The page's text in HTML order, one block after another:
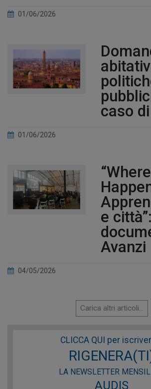
01/06/2026
caso
01/06/2026
e
Avanzi
04/05/2026
Carica altri articoli...
CLICCA QUI per
LA NEWSLETTER
AUDIS